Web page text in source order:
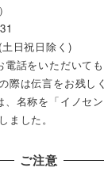
日祝日除く)
話をいただいて
際は伝言をお残し
名称を「イノセ
ました。
ご注意